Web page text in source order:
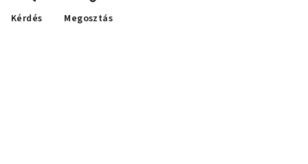
Kérdés Megosztás